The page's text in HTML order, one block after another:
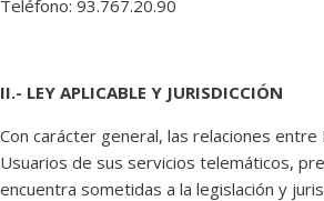
Teléfono: 93.767.20.90
II.- LEY APLICABLE Y JURISDICCIÓN
Con carácter general, las relaciones
Usuarios de sus servicios telemáticos,
encuentra sometidas a la legislación y